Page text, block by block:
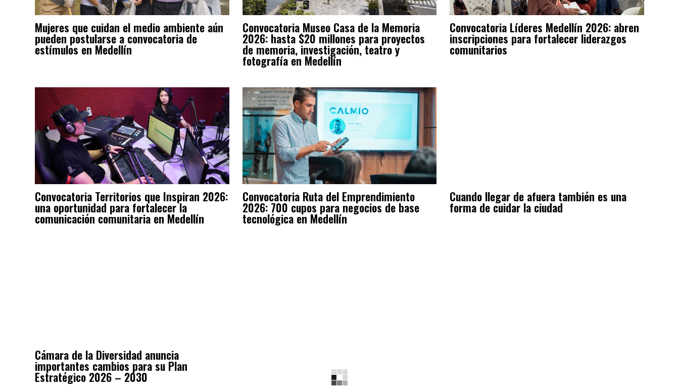
Mujeres que cuidan el medio ambiente aún
pueden postularse a convocatoria de
estímulos en Medellín
Convocatoria Museo Casa de la Memoria
2026: hasta $20 millones para proyectos
de memoria, investigación, teatro y
fotografía en Medellín
Convocatoria Líderes Medellín 2026: abren
inscripciones para fortalecer liderazgos
comunitarios
Convocatoria Territorios que Inspiran 2026:
una oportunidad para fortalecer la
comunicación comunitaria en Medellín
Convocatoria Ruta del Emprendimiento
2026: 700 cupos para negocios de base
tecnológica en Medellín
Cuando llegar de afuera también es una
forma de cuidar la ciudad
Cámara de la Diversidad anuncia
importantes cambios para su Plan
Estratégico 2026 – 2030